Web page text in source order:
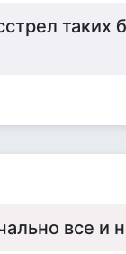
таких
все и